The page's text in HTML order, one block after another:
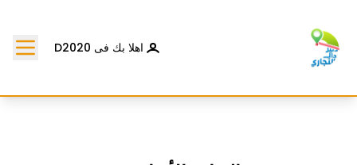
اهلا بك فى D2020